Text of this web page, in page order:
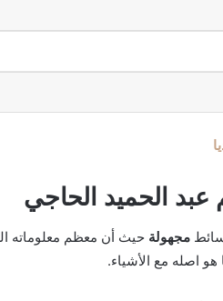
الحميد الحاجي
مجهولة حيث أن معظم معلوماته
اصله مع الأشياء.